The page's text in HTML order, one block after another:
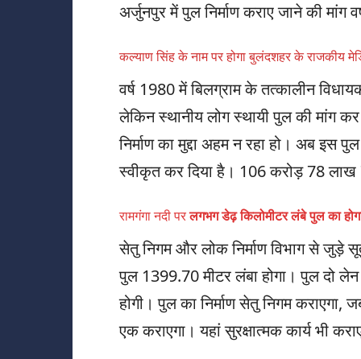
अर्जुनपुर में पुल निर्माण कराए जाने की मांग
कल्याण सिंह के नाम पर होगा बुलंदशहर के
वर्ष 1980 में बिलग्राम के तत्कालीन
लेकिन स्थानीय लोग स्थायी पुल की मांग
निर्माण का मुद्दा अहम न रहा हो। अब इस
स्वीकृत कर दिया है। 106 करोड़ 78 लाख
रामगंगा नदी परलगभग डेढ़ किलोमीटर लंबे पुल का होगा
सेतु निगम और लोक निर्माण विभाग से जुड़े
पुल 1399.70 मीटर लंबा होगा। पुल दो
होगी। पुल का निर्माण सेतु निगम कराएगा,
एक कराएगा। यहां सुरक्षात्मक कार्य भी